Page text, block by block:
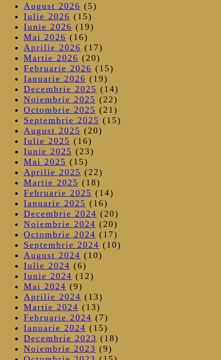
August 2026 (5)
Iulie 2026 (15)
Iunie 2026 (19)
Mai 2026 (16)
Aprilie 2026 (17)
Martie 2026 (20)
Februarie 2026 (15)
Ianuarie 2026 (19)
Decembrie 2025 (14)
Noiembrie 2025 (22)
Octombrie 2025 (21)
Septembrie 2025 (15)
August 2025 (20)
Iulie 2025 (16)
Iunie 2025 (23)
Mai 2025 (15)
Aprilie 2025 (22)
Martie 2025 (18)
Februarie 2025 (14)
Ianuarie 2025 (16)
Decembrie 2024 (20)
Noiembrie 2024 (20)
Octombrie 2024 (17)
Septembrie 2024 (10)
August 2024 (10)
Iulie 2024 (6)
Iunie 2024 (12)
Mai 2024 (9)
Aprilie 2024 (13)
Martie 2024 (13)
Februarie 2024 (7)
Ianuarie 2024 (15)
Decembrie 2023 (18)
Noiembrie 2023 (9)